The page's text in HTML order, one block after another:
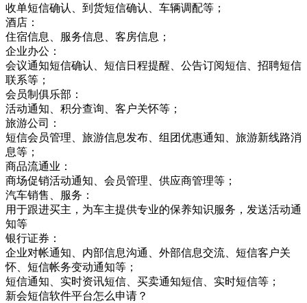
收单短信确认、到货短信确认、车辆调配等；
酒店：
住宿信息、服务信息、客房信息；
企业办公：
会议通知短信确认、短信日程提醒、公告订阅短信、招聘短信
联系等；
会员制俱乐部：
活动通知、积分查询、客户关怀等；
旅游公司：
短信会员管理、旅游信息发布、组团优惠通知、旅游新线路消
息等；
商品流通业：
商场促销活动通知、会员管理、供应商管理等；
汽车销售、服务：
用于跟进买主，为车主提供专业的保养知识服务，发送活动通
知等
银行证券：
企业对帐通知、内部信息沟通、外部信息交流、短信客户关
怀、短信帐务变动通知等；
短信通知、实时资讯短信、买卖通知短信、实时短信等；
新会短信软件平台怎么申请？